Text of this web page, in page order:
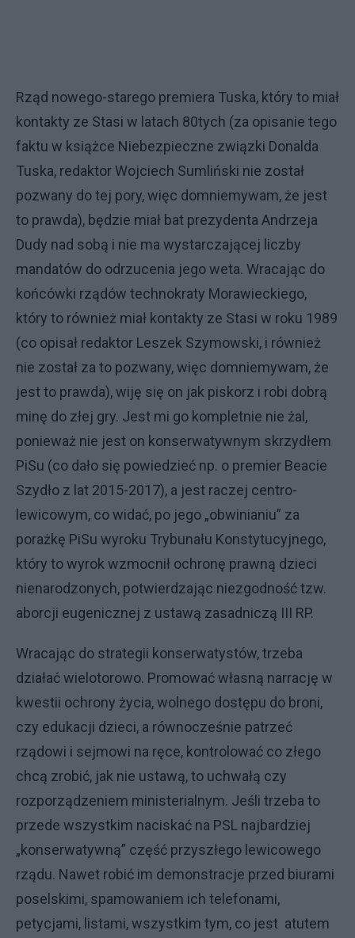
Rząd nowego-starego premiera Tuska, który to miał
kontakty ze Stasi w latach 80tych (za opisanie tego
faktu w książce Niebezpieczne związki Donalda
Tuska, redaktor Wojciech Sumliński nie został
pozwany do tej pory, więc domniemywam, że jest
to prawda), będzie miał bat prezydenta Andrzeja
Dudy nad sobą i nie ma wystarczającej liczby
mandatów do odrzucenia jego weta. Wracając do
końcówki rządów technokraty Morawieckiego,
który to również miał kontakty ze Stasi w roku 1989
(co opisał redaktor Leszek Szymowski, i również
nie został za to pozwany, więc domniemywam, że
jest to prawda), wiję się on jak piskorz i robi dobrą
minę do złej gry. Jest mi go kompletnie nie żal,
ponieważ nie jest on konserwatywnym skrzydłem
PiSu (co dało się powiedzieć np. o premier Beacie
Szydło z lat 2015-2017), a jest raczej centro-
lewicowym, co widać, po jego „obwinianiu” za
porażkę PiSu wyroku Trybunału Konstytucyjnego,
który to wyrok wzmocnił ochronę prawną dzieci
nienarodzonych, potwierdzając niezgodność tzw.
aborcji eugenicznej z ustawą zasadniczą III RP.
Wracając do strategii konserwatystów, trzeba
działać wielotorowo. Promować własną narrację w
kwestii ochrony życia, wolnego dostępu do broni,
czy edukacji dzieci, a równocześnie patrzeć
rządowi i sejmowi na ręce, kontrolować co złego
chcą zrobić, jak nie ustawą, to uchwałą czy
rozporządzeniem ministerialnym. Jeśli trzeba to
przede wszystkim naciskać na PSL najbardziej
„konserwatywną” część przyszłego lewicowego
rządu. Nawet robić im demonstracje przed biurami
poselskimi, spamowaniem ich telefonami,
petycjami, listami, wszystkim tym, co jest atutem